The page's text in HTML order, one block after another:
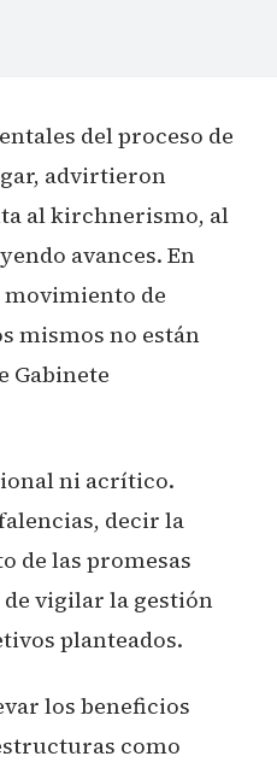
del proceso de
advirtieron
al kirchnerismo, al
avances. En
de
mismos no están
Gabinete
ni acrítico.
decir la
de las promesas
de vigilar la gestión
planteados.
los beneficios
como